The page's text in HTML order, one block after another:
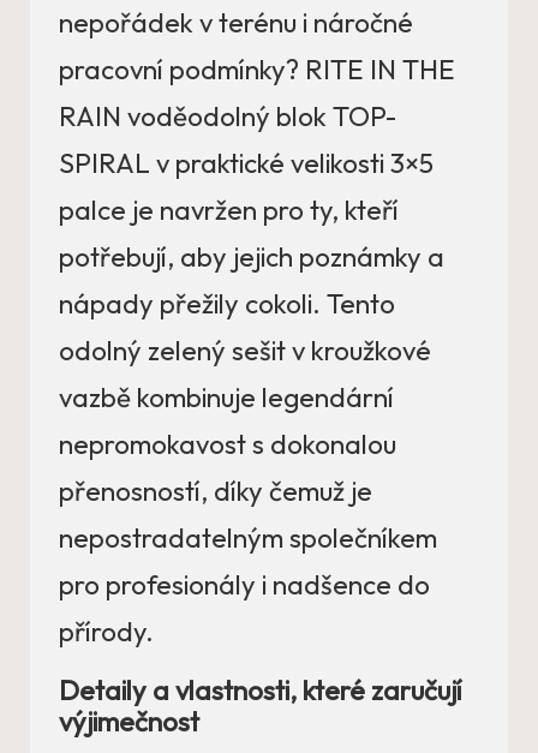
nepořádek v terénu i náročné
pracovní podmínky? RITE IN THE
RAIN voděodolný blok TOP-
SPIRAL v praktické velikosti 3×5
palce je navržen pro ty, kteří
potřebují, aby jejich poznámky a
nápady přežily cokoli. Tento
odolný zelený sešit v kroužkové
vazbě kombinuje legendární
nepromokavost s dokonalou
přenosností, díky čemuž je
nepostradatelným společníkem
pro profesionály i nadšence do
přírody.
Detaily a vlastnosti, které zaručují
výjimečnost